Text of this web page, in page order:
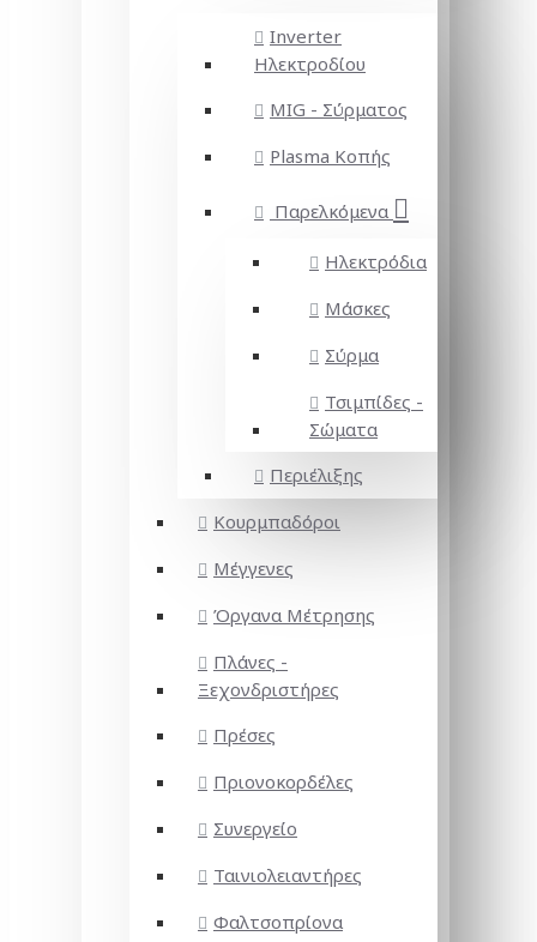
Inverter
Ηλεκτροδίου
MIG - Σύρματος
Plasma Κοπής
Παρελκόμενα
Ηλεκτρόδια
Μάσκες
Σύρμα
Τσιμπίδες -
Σώματα
Περιέλιξης
Κουρμπαδόροι
Μέγγενες
Όργανα Μέτρησης
Πλάνες -
Ξεχονδριστήρες
Πρέσες
Πριονοκορδέλες
Συνεργείο
Ταινιολειαντήρες
Φαλτσοπρίονα